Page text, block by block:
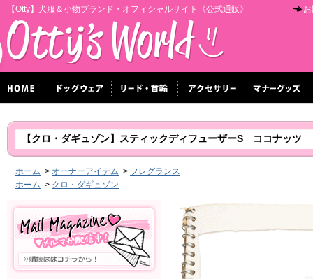
【Otty】犬服＆小物ブランド・オフィシャルサイト《公式通販》
【クロ・ダギュゾン】スティックディフューザーS ココナッツ
ホーム > オーナーアイテム > フレグランス
ホーム > クロ・ダギュゾン